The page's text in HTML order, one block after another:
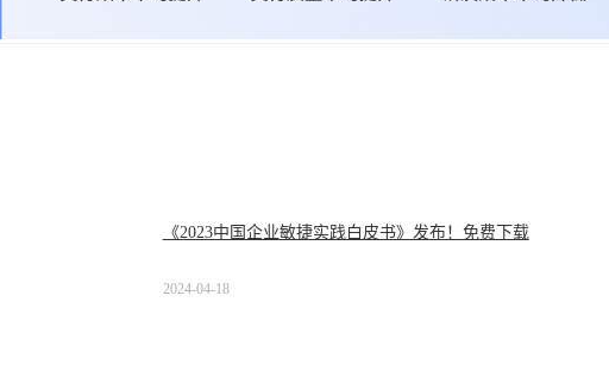
《2023中国企业敏捷实践白皮书》发布！免费下载
2024-04-18